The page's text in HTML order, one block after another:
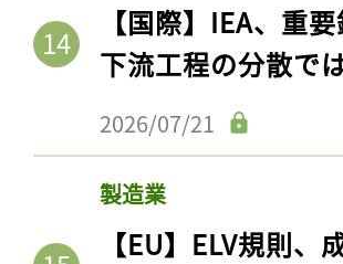
【国際】IEA、重
下流工程の分散で
2026/07/21
製造業
【EU】ELV規則